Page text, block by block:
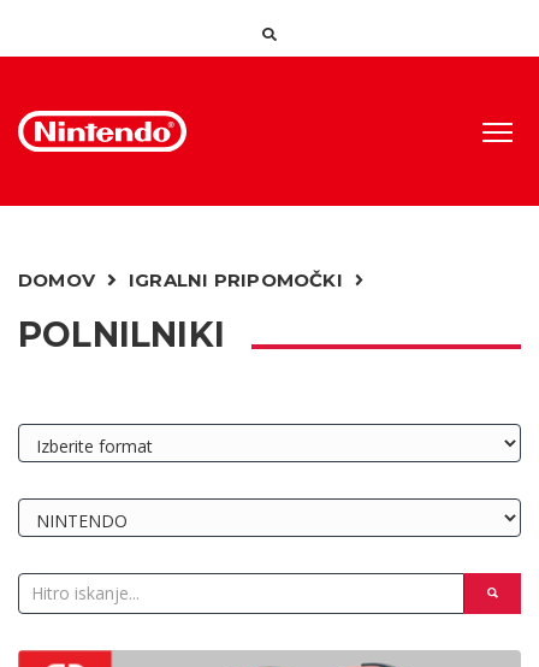
DOMOV IGRALNI PRIPOMOČKI
POLNILNIKI